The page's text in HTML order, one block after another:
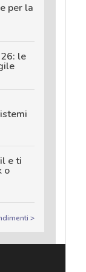
per la
le
e ti
o
>